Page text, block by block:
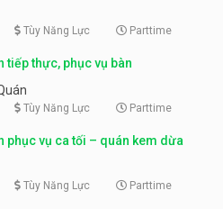
Tùy Năng Lực Parttime
tiếp thực, phục vụ bàn
Tùy Năng Lực Parttime
phục vụ ca tối – quán kem dừa
Tùy Năng Lực Parttime